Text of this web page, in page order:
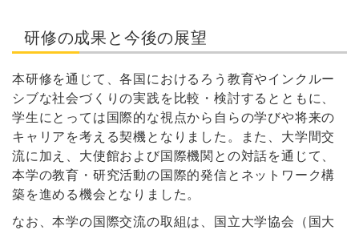
研修の成果と今後の展望
本研修を通じて、各国におけるろう教育やインクルー
シブな社会づくりの実践を比較・検討するとともに、
学生にとっては国際的な視点から自らの学びや将来の
キャリアを考える契機となりました。また、大学間交
流に加え、大使館および国際機関との対話を通じて、
本学の教育・研究活動の国際的発信とネットワーク構
築を進める機会となりました。
なお、本学の国際交流の取組は、国立大学協会（国大